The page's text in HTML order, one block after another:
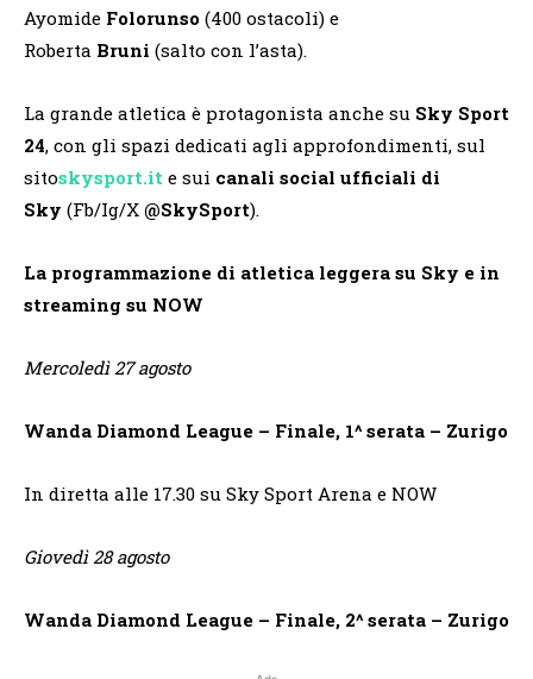
Ayomide Folorunso (400 ostacoli) e
Roberta Bruni (salto con l’asta).
La grande atletica è protagonista anche su Sky Sport
24, con gli spazi dedicati agli approfondimenti, sul
sitoskysport.it e sui canali social ufficiali di
Sky (Fb/Ig/X @SkySport).
La programmazione di atletica leggera su Sky e in
streaming su NOW
Mercoledì 27 agosto
Wanda Diamond League – Finale, 1^ serata – Zurigo
In diretta alle 17.30 su Sky Sport Arena e NOW
Giovedì 28 agosto
Wanda Diamond League – Finale, 2^ serata – Zurigo